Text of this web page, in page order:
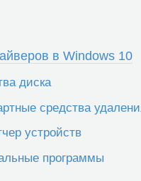
в Windows 10
диска
средства
устройств
программы